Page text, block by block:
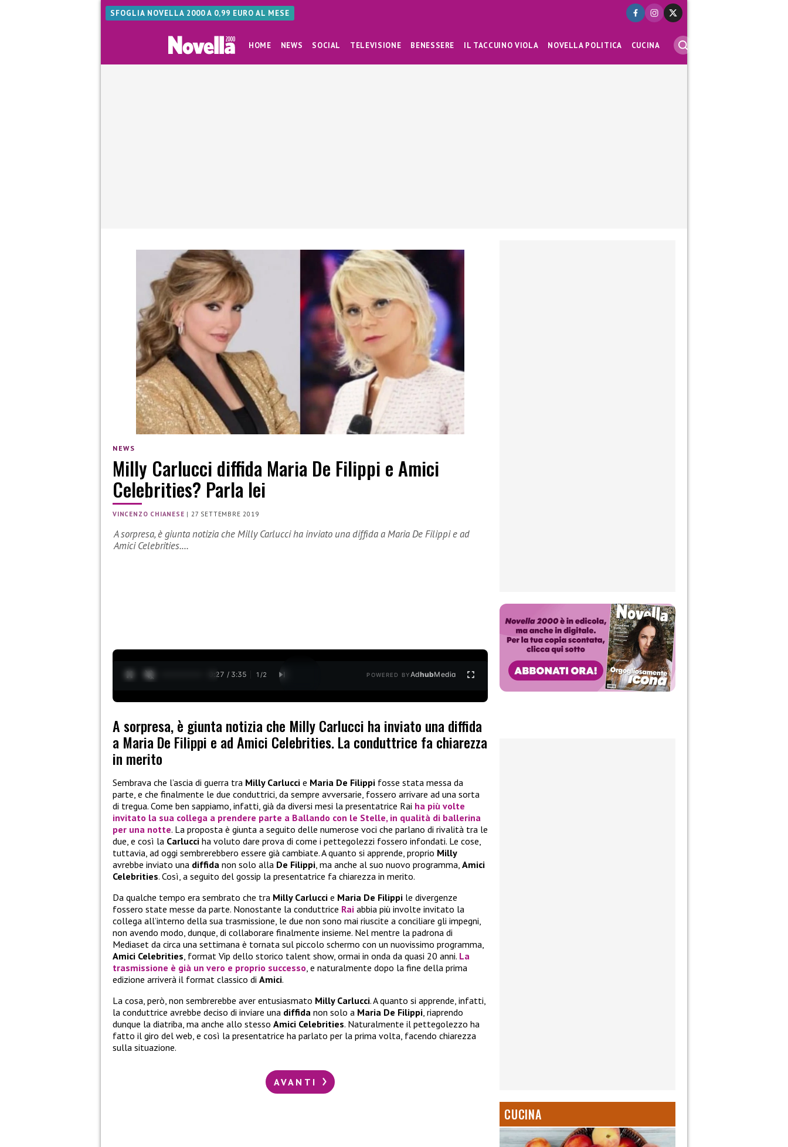
SFOGLIA NOVELLA 2000 A 0,99 EURO AL MESE
HOME NEWS SOCIAL TELEVISIONE BENESSERE IL TACCUINO VIOLA NOVELLA POLITICA CUCINA
NEWS
Milly Carlucci diffida Maria De Filippi e Amici
Celebrities? Parla lei
VINCENZO CHIANESE |27 SETTEMBRE 2019
A sorpresa, è giunta notizia che Milly Carlucci ha inviato una diffida a Maria De Filippi e ad
Amici Celebrities.…
0:28 / 3:35 1 /2 POWERED BYAdhubMedia
A sorpresa, è giunta notizia che Milly Carlucci ha inviato una diffida
a Maria De Filippi e ad Amici Celebrities. La conduttrice fa chiarezza
in merito
Sembrava che l’ascia di guerra tra Milly Carlucci e Maria De Filippi fosse stata messa da
parte, e che finalmente le due conduttrici, da sempre avversarie, fossero arrivare ad una sorta
di tregua. Come ben sappiamo, infatti, già da diversi mesi la presentatrice Rai ha più volte
invitato la sua collega a prendere parte a Ballando con le Stelle, in qualità di ballerina
per una notte. La proposta è giunta a seguito delle numerose voci che parlano di rivalità tra le
due, e così la Carlucci ha voluto dare prova di come i pettegolezzi fossero infondati. Le cose,
tuttavia, ad oggi sembrerebbero essere già cambiate. A quanto si apprende, proprio Milly
avrebbe inviato una diffida non solo alla De Filippi, ma anche al suo nuovo programma, Amici
Celebrities. Così, a seguito del gossip la presentatrice fa chiarezza in merito.
Da qualche tempo era sembrato che tra Milly Carlucci e Maria De Filippi le divergenze
fossero state messe da parte. Nonostante la conduttrice Rai abbia più involte invitato la
collega all’interno della sua trasmissione, le due non sono mai riuscite a conciliare gli impegni,
non avendo modo, dunque, di collaborare finalmente insieme. Nel mentre la padrona di
Mediaset da circa una settimana è tornata sul piccolo schermo con un nuovissimo programma,
Amici Celebrities, format Vip dello storico talent show, ormai in onda da quasi 20 anni. La
trasmissione è già un vero e proprio successo, e naturalmente dopo la fine della prima
edizione arriverà il format classico di Amici.
La cosa, però, non sembrerebbe aver entusiasmato Milly Carlucci. A quanto si apprende, infatti,
la conduttrice avrebbe deciso di inviare una diffida non solo a Maria De Filippi, riaprendo
dunque la diatriba, ma anche allo stesso Amici Celebrities. Naturalmente il pettegolezzo ha
fatto il giro del web, e così la presentatrice ha parlato per la prima volta, facendo chiarezza
sulla situazione.
AVANTI
CUCINA